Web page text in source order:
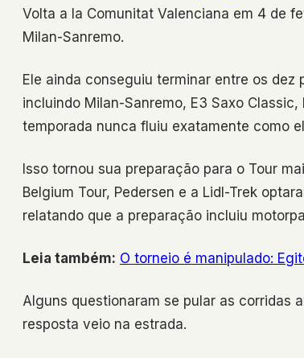
Volta a la Comunitat Valenciana em 4 de
Milan-Sanremo.
Ele ainda conseguiu terminar entre os
incluindo Milan-Sanremo, E3 Saxo
temporada nunca fluiu exatamente como
Isso tornou sua preparação para o Tour
Belgium Tour, Pedersen e a Lidl-Trek
relatando que a preparação incluiu
Leia também: O torneio é manipulado:
Alguns questionaram se pular as corridas
resposta veio na estrada.